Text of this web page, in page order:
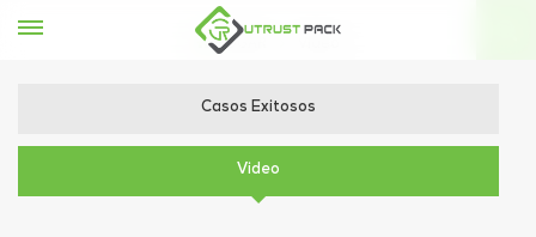
HOGAR
Casos Exitosos
Video